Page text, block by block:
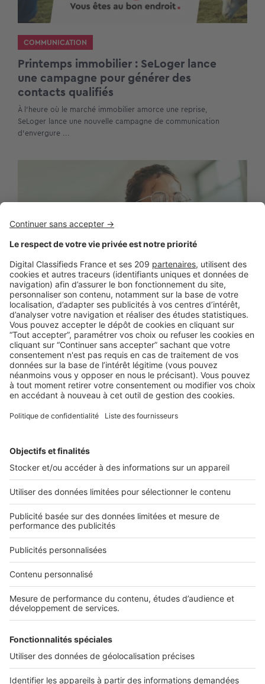
COMMUNICATION
Printemps immobilier : SeLoger lance
une campagne pour générer des
contacts qualifiés
À l’heure où le marché immobilier amorce une reprise,
SeLoger lance une nouvelle campagne de communication
d’envergure ...
BUSINESS
Boost Social Immo : la solution pour
piloter et amplifier la visibilité de vos
annonces sur les réseaux sociaux
SeLoger lance aujourd’hui Boost Social Immo, un outil qui
vous donne la possibilité de mettre en avant ...
2 rue des Italiens 75009 Paris
01 53 38 80 00
Nos solutions pro
Actualités pro